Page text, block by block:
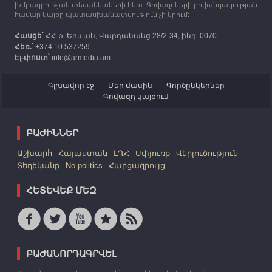
խմբագրության տեսակետների հետ: Գովազդների բովանդակության
համար կայքը պատասխանատվություն չի կրում:
Հասցե՝ՀՀ ք. Երևան, Վարդանանց 28/2-34, ինդ. 0070
Հեռ.՝+374 10 537259
Էլ-փոստ՝info@armedia.am
Գլխավոր էջ Մեր մասին
Գործընկերներ
Գովազդ կայքում
ԲԱԺԻՆՆԵՐ
Աշխարհ Հայաստան ԼՂՀ Սփյուռք
Վերլուծություն
Տեղեկանք
No-politics Հարցազրույց
ՀԵՏԵՎԵՔ ՄԵԶ
ԲԱԺԱՆՈՐԴԱԳՐՎԵԼ